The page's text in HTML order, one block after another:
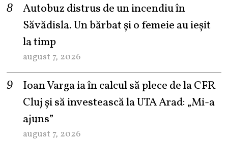
Autobuz distrus de un incendiu în
Săvădisla. Un bărbat și o femeie au ieșit
la timp
august 7, 2026
Ioan Varga ia în calcul să plece de la CFR
Cluj și să investească la UTA Arad: „Mi-a
ajuns”
august 7, 2026